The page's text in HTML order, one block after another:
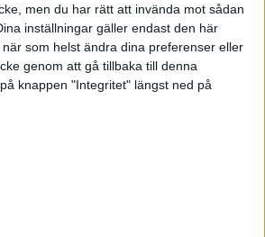
men du har rätt att invända mot sådan
inställningar gäller endast den här
som helst ändra dina preferenser eller
genom att gå tillbaka till denna
knappen "Integritet" längst ned på
säger något annat än vår
ökar och med det
som stöttar hälsan på äldre